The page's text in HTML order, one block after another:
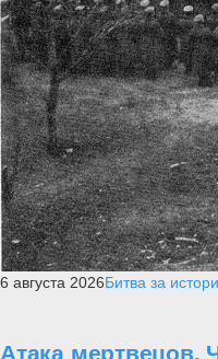
6 августа 2026Битва за
Атака мертвецов.